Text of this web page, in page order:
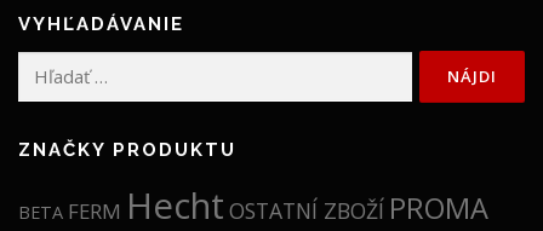
VYHĽADÁVANIE
Hľadať:
ZNAČKY PRODUKTU
BETA FERM Hecht OSTATNÍ ZBOŽÍ PROMA